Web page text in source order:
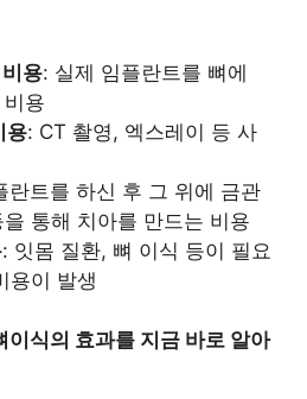
용: 실제 임플란트를 뼈에
용
용: CT 촬영, 엑스레이 등 사
란트를 하신 후 그 위에 금관
통해 치아를 만드는 비용
: 잇몸 질환, 뼈 이식 등이 필요
용이 발생
이식의 효과를 지금 바로 알아